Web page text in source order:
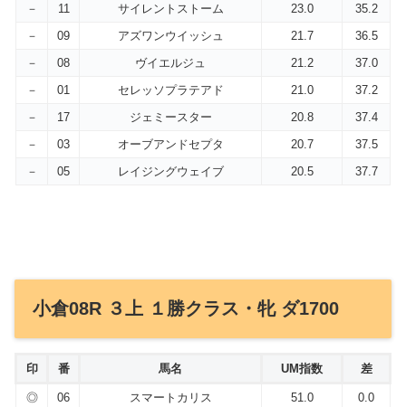
－
11 サイレントストーム 23.0
35.2
－
09 アズワンウイッシュ 21.7
36.5
－
08 ヴイエルジュ 21.2
37.0
－
01 セレッソプラテアド 21.0
37.2
－
17 ジェミースター 20.8
37.4
－
03 オーブアンドセプタ 20.7
37.5
－
05 レイジングウェイブ 20.5 37.7
小倉08R ３上 １勝クラス・牝 ダ1700
印 番 馬名 UM指数 差
◎ 06 スマートカリス 51.0
0.0